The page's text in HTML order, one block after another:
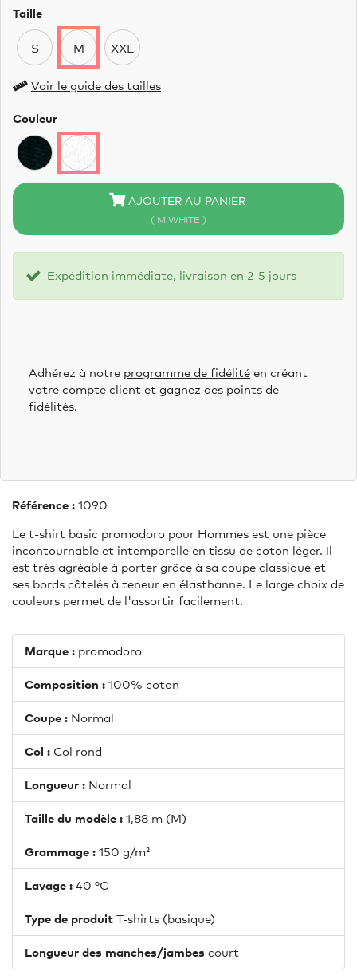
Taille
S M XXL
Voir le guide des tailles
Couleur
AJOUTER AU PANIER
( M WHITE )
Expédition immédiate, livraison en 2-5 jours
Adhérez à notre programme de fidélité en créant
votre compte client et gagnez des points de
fidélités.
Référence : 1090
Le t-shirt basic promodoro pour Hommes est une pièce
incontournable et intemporelle en tissu de coton léger. Il
est très agréable à porter grâce à sa coupe classique et
ses bords côtelés à teneur en élasthanne. Le large choix de
couleurs permet de l'assortir facilement.
Marque : promodoro
Composition : 100% coton
Coupe : Normal
Col : Col rond
Longueur : Normal
Taille du modèle : 1,88 m (M)
Grammage : 150 g/m²
Lavage : 40 °C
Type de produit T-shirts (basique)
Longueur des manches/jambes court